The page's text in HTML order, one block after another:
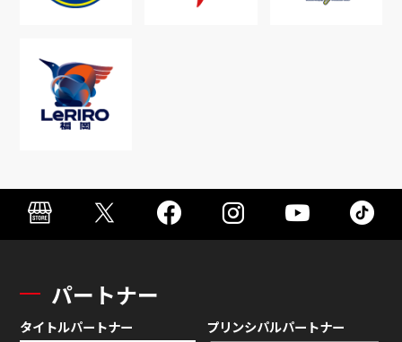
パートナー
タイトルパートナー プリンシパルパートナー